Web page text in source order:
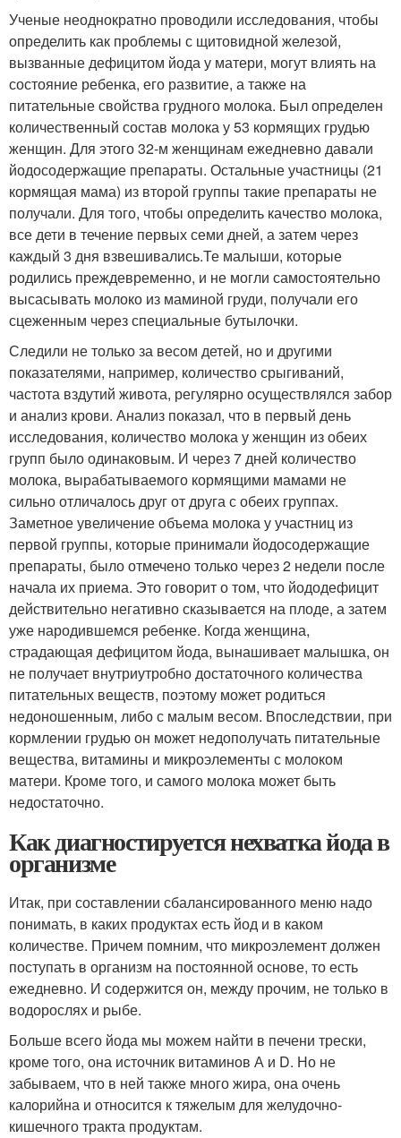
Ученые неоднократно проводили исследования, чтобы
определить как проблемы с щитовидной железой,
вызванные дефицитом йода у матери, могут влиять на
состояние ребенка, его развитие, а также на
питательные свойства грудного молока. Был определен
количественный состав молока у 53 кормящих грудью
женщин. Для этого 32-м женщинам ежедневно давали
йодосодержащие препараты. Остальные участницы (21
кормящая мама) из второй группы такие препараты не
получали. Для того, чтобы определить качество молока,
все дети в течение первых семи дней, а затем через
каждый 3 дня взвешивались.Те малыши, которые
родились преждевременно, и не могли самостоятельно
высасывать молоко из маминой груди, получали его
сцеженным через специальные бутылочки.
Следили не только за весом детей, но и другими
показателями, например, количество срыгиваний,
частота вздутий живота, регулярно осуществлялся забор
и анализ крови. Анализ показал, что в первый день
исследования, количество молока у женщин из обеих
групп было одинаковым. И через 7 дней количество
молока, вырабатываемого кормящими мамами не
сильно отличалось друг от друга с обеих группах.
Заметное увеличение объема молока у участниц из
первой группы, которые принимали йодосодержащие
препараты, было отмечено только через 2 недели после
начала их приема. Это говорит о том, что йододефицит
действительно негативно сказывается на плоде, а затем
уже народившемся ребенке. Когда женщина,
страдающая дефицитом йода, вынашивает малышка, он
не получает внутриутробно достаточного количества
питательных веществ, поэтому может родиться
недоношенным, либо с малым весом. Впоследствии, при
кормлении грудью он может недополучать питательные
вещества, витамины и микроэлементы с молоком
матери. Кроме того, и самого молока может быть
недостаточно.
Как диагностируется нехватка йода в
организме
Итак, при составлении сбалансированного меню надо
понимать, в каких продуктах есть йод и в каком
количестве. Причем помним, что микроэлемент должен
поступать в организм на постоянной основе, то есть
ежедневно. И содержится он, между прочим, не только в
водорослях и рыбе.
Больше всего йода мы можем найти в печени трески,
кроме того, она источник витаминов А и D. Но не
забываем, что в ней также много жира, она очень
калорийна и относится к тяжелым для желудочно-
кишечного тракта продуктам.